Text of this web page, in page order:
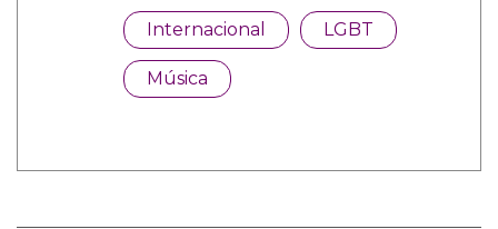
Internacional LGBT
Música